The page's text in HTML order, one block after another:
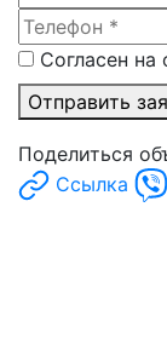
Согласен на
Отправить
Поделиться
Ссылка